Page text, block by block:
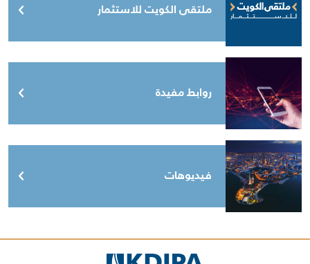
ملتقى الكويت للاستثمار
روابط مفيدة
فيديوهات